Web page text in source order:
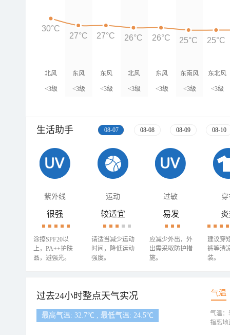
北风
<3级
东风
<3级
东风
<3级
北风
<3级
东风
<3级
东南风
<3级
东北风
<3级
30°C
27°C 27°C 26°C 26°C 25°C 25°C
生活助手 08-07 08-08 08-09 08-10
紫外线 运动 过敏 穿
很强
涂擦SPF20以
上，PA++护肤
品，避强光。
较适宜
请适当减少运动
时间，降低运动
强度。
易发
应减少外出，外
出需采取防护措
施。
建议穿
裤等清
装。
过去24小时整点天气实况 气温
最高气温: 32.7℃ , 最低气温: 24.5℃
气温：
指离地